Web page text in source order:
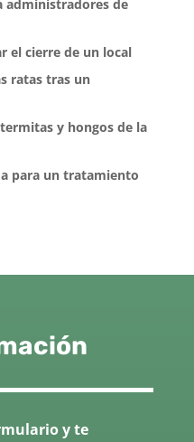
administradores de
el cierre de un local
ratas tras un
y hongos de la
para un tratamiento
y te